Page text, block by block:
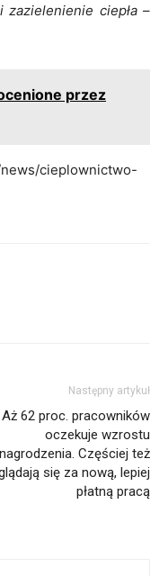
ciepła –
przez
cieplownictwo-
Następny artykuł
Aż 62 proc. pracowników
oczekuje wzrostu
Częściej też
się za nową, lepiej
płatną pracą